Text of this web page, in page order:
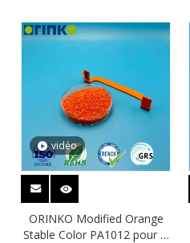
vidéo
ORINKO Modified Orange
Stable Color PA1012 pour la